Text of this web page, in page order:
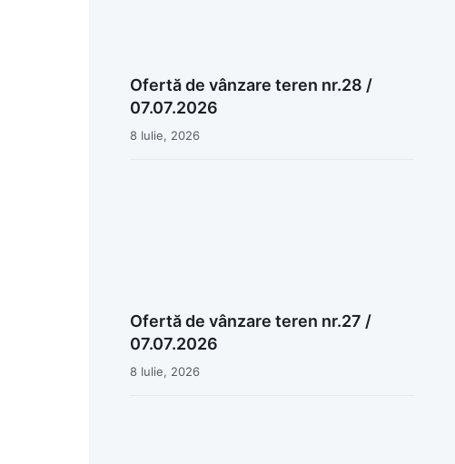
Ofertă de vânzare teren nr.28 /
07.07.2026
8 Iulie, 2026
Ofertă de vânzare teren nr.27 /
07.07.2026
8 Iulie, 2026